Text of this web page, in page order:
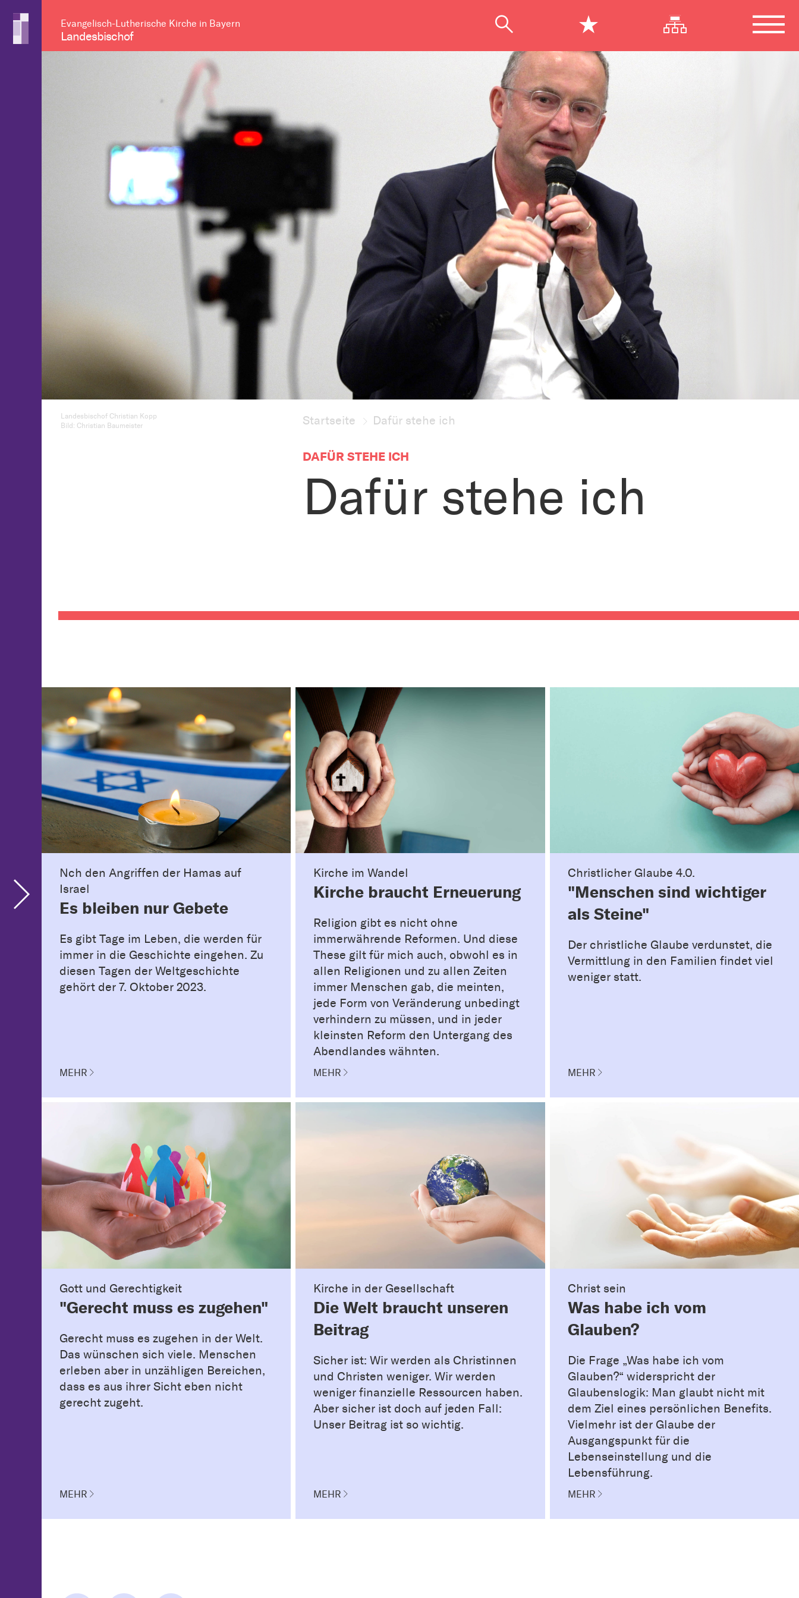
Evangelisch-Lutherische Kirche in Bayern
Landesbischof
Landesbischof Christian Kopp
Bild: Christian Baumeister
Startseite Dafür stehe ich
DAFÜR STEHE ICH
Dafür stehe ich
Nch den Angriffen der Hamas auf
Israel
Es bleiben nur Gebete
Es gibt Tage im Leben, die werden für
immer in die Geschichte eingehen. Zu
diesen Tagen der Weltgeschichte
gehört der 7. Oktober 2023.
MEHR
Kirche im Wandel
Kirche braucht Erneuerung
Religion gibt es nicht ohne
immerwährende Reformen. Und diese
These gilt für mich auch, obwohl es in
allen Religionen und zu allen Zeiten
immer Menschen gab, die meinten,
jede Form von Veränderung unbedingt
verhindern zu müssen, und in jeder
kleinsten Reform den Untergang des
Abendlandes wähnten.
MEHR
Christlicher Glaube 4.0.
"Menschen sind wichtiger
als Steine"
Der christliche Glaube verdunstet, die
Vermittlung in den Familien findet viel
weniger statt.
MEHR
Gott und Gerechtigkeit
"Gerecht muss es zugehen"
Gerecht muss es zugehen in der Welt.
Das wünschen sich viele. Menschen
erleben aber in unzähligen Bereichen,
dass es aus ihrer Sicht eben nicht
gerecht zugeht.
MEHR
Kirche in der Gesellschaft
Die Welt braucht unseren
Beitrag
Sicher ist: Wir werden als Christinnen
und Christen weniger. Wir werden
weniger finanzielle Ressourcen haben.
Aber sicher ist doch auf jeden Fall:
Unser Beitrag ist so wichtig.
MEHR
Christ sein
Was habe ich vom
Glauben?
Die Frage „Was habe ich vom
Glauben?“ widerspricht der
Glaubenslogik: Man glaubt nicht mit
dem Ziel eines persönlichen Benefits.
Vielmehr ist der Glaube der
Ausgangspunkt für die
Lebenseinstellung und die
Lebensführung.
MEHR